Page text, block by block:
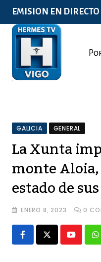
Skip
content
EMISION EN DIRECTO
GALICIA GENERAL
La Xunta
monte
estado de
ENERO 8, 2023 0
Youtube